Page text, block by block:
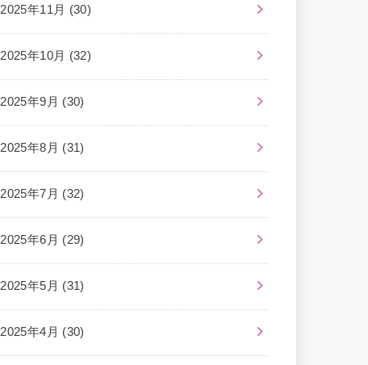
2025年11月 (30)
2025年10月 (32)
2025年9月 (30)
2025年8月 (31)
2025年7月 (32)
2025年6月 (29)
2025年5月 (31)
2025年4月 (30)